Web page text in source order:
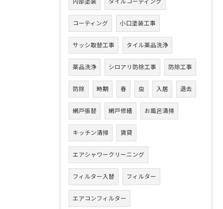
内部塗装 タイルコーティング
コーティング 小口塗装工事
サッシ取替工事 タイル薬品洗浄
薬品洗浄 シロアリ防除工事 防除工事
防除 時期 春 虫 入居 退去
網戸張替 網戸修繕 お風呂清掃
キッチン清掃 賃貸
エアシャワークリーニング
フィルター入替 フィルター
エアコンフィルター